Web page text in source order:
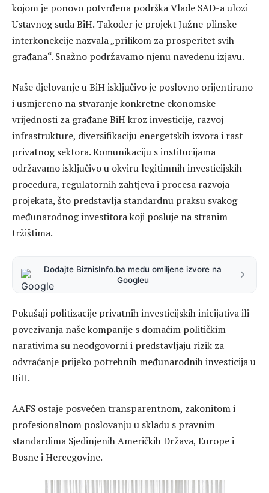
kojom je ponovo potvrđena podrška Vlade SAD-a ulozi
Ustavnog suda BiH. Također je projekt Južne plinske
interkonekcije nazvala „prilikom za prosperitet svih
građana“. Snažno podržavamo njenu navedenu izjavu.
Naše djelovanje u BiH isključivo je poslovno orijentirano
i usmjereno na stvaranje konkretne ekonomske
vrijednosti za građane BiH kroz investicije, razvoj
infrastrukture, diversifikaciju energetskih izvora i rast
privatnog sektora. Komunikaciju s institucijama
održavamo isključivo u okviru legitimnih investicijskih
procedura, regulatornih zahtjeva i procesa razvoja
projekata, što predstavlja standardnu praksu svakog
međunarodnog investitora koji posluje na stranim
tržištima.
Dodajte BiznisInfo.ba među omiljene izvore na
Googleu
Pokušaji politizacije privatnih investicijskih inicijativa ili
povezivanja naše kompanije s domaćim političkim
narativima su neodgovorni i predstavljaju rizik za
odvraćanje prijeko potrebnih međunarodnih investicija u
BiH.
AAFS ostaje posvećen transparentnom, zakonitom i
profesionalnom poslovanju u skladu s pravnim
standardima Sjedinjenih Američkih Država, Europe i
Bosne i Hercegovine.